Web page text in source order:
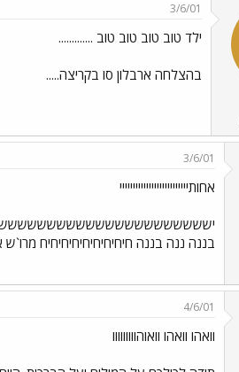
3/6/01
ילד טוב טוב טוב טוב .............
בהצלחה ארבלון סו בקריצה.....
3/6/01
אחותיייייייייייייייייייייייייי
בננה ננה בננה חיחיחיחיחיחיחיחיח
4/6/01
וואהו וואהו וואוהווווווווו